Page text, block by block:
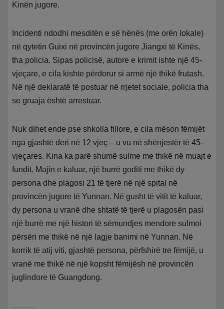
Kinën jugore.
Incidenti ndodhi mesditën e së hënës (me orën lokale)
në qytetin Guixi në provincën jugore Jiangxi të Kinës,
tha policia. Sipas policisë, autore e krimit ishte një 45-
vjeçare, e cila kishte përdorur si armë një thikë frutash.
Në një deklaratë të postuar në rrjetet sociale, policia tha
se gruaja është arrestuar.
Nuk dihet ende pse shkolla fillore, e cila mëson fëmijët
nga gjashtë deri në 12 vjeç – u vu në shënjestër të 45-
vjeçares. Kina ka parë shumë sulme me thikë në muajt e
fundit. Majin e kaluar, një burrë goditi me thikë dy
persona dhe plagosi 21 të tjerë në një spital në
provincën jugore të Yunnan. Në gusht të vitit të kaluar,
dy persona u vranë dhe shtatë të tjerë u plagosën pasi
një burrë me një histori të sëmundjes mendore sulmoi
përsëri me thikë në një lagje banimi në Yunnan. Në
korrik të atij viti, gjashtë persona, përfshirë tre fëmijë, u
vranë me thikë në një kopsht fëmijësh në provincën
juglindore të Guangdong.